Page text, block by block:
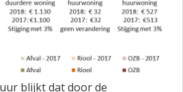
blijkt dat door de